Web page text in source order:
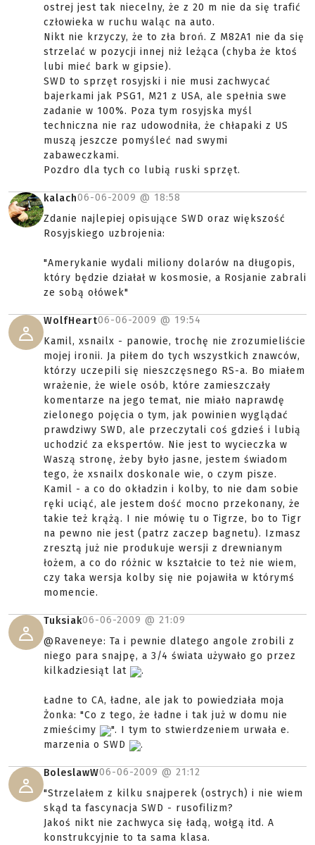
ostrej jest tak niecelny, że z 20 m nie da się trafić
człowieka w ruchu waląc na auto.
Nikt nie krzyczy, że to zła broń. Z M82A1 nie da się
strzelać w pozycji innej niż leżąca (chyba że ktoś
lubi mieć bark w gipsie).
SWD to sprzęt rosyjski i nie musi zachwycać
bajerkami jak PSG1, M21 z USA, ale spełnia swe
zadanie w 100%. Poza tym rosyjska myśl
techniczna nie raz udowodniła, że chłapaki z US
muszą jeszcze pomyśleć nad swymi
zabaweczkami.
Pozdro dla tych co lubią ruski sprzęt.
kalach06-06-2009 @ 18:58
Zdanie najlepiej opisujące SWD oraz większość
Rosyjskiego uzbrojenia:
"Amerykanie wydali miliony dolarów na długopis,
który będzie działał w kosmosie, a Rosjanie zabrali
ze sobą ołówek"
WolfHeart06-06-2009 @ 19:54
Kamil, xsnailx - panowie, trochę nie zrozumieliście
mojej ironii. Ja piłem do tych wszystkich znawców,
którzy uczepili się nieszczęsnego RS-a. Bo miałem
wrażenie, że wiele osób, które zamieszczały
komentarze na jego temat, nie miało naprawdę
zielonego pojęcia o tym, jak powinien wyglądać
prawdziwy SWD, ale przeczytali coś gdzieś i lubią
uchodzić za ekspertów. Nie jest to wycieczka w
Waszą stronę, żeby było jasne, jestem świadom
tego, że xsnailx doskonale wie, o czym pisze.
Kamil - a co do okładzin i kolby, to nie dam sobie
ręki uciąć, ale jestem dość mocno przekonany, że
takie też krążą. I nie mówię tu o Tigrze, bo to Tigr
na pewno nie jest (patrz zaczep bagnetu). Izmasz
zresztą już nie produkuje wersji z drewnianym
łożem, a co do różnic w kształcie to też nie wiem,
czy taka wersja kolby się nie pojawiła w którymś
momencie.
Tuksiak06-06-2009 @ 21:09
@Raveneye: Ta i pewnie dlatego angole zrobili z
niego para snajpę, a 3/4 świata używało go przez
kilkadziesiąt lat
.
Ładne to CA, ładne, ale jak to powiedziała moja
Żonka: "Co z tego, że ładne i tak już w domu nie
zmieścimy
". I tym to stwierdzeniem urwała e.
marzenia o SWD
.
BoleslawW06-06-2009 @ 21:12
"Strzelałem z kilku snajperek (ostrych) i nie wiem
skąd ta fascynacja SWD - rusofilizm?
Jakoś nikt nie zachwyca się ładą, wołgą itd. A
konstrukcyjnie to ta sama klasa.